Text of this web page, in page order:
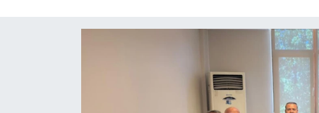
Haber Arşivi